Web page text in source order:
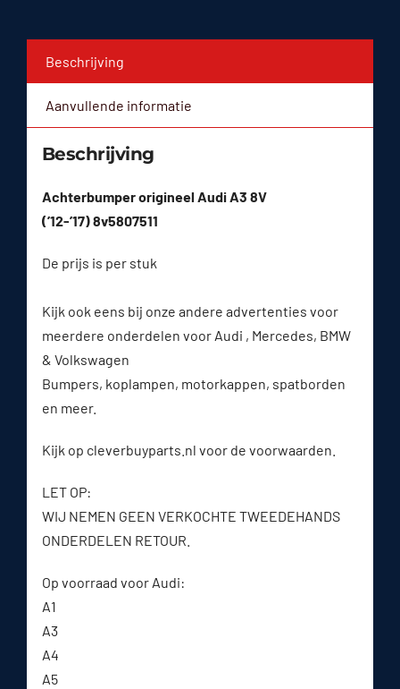
Beschrijving
Aanvullende informatie
Beschrijving
Achterbumper origineel Audi A3 8V
(’12-’17) 8v5807511
De prijs is per stuk
Kijk ook eens bij onze andere advertenties voor
meerdere onderdelen voor Audi , Mercedes, BMW
& Volkswagen
Bumpers, koplampen, motorkappen, spatborden
en meer.
Kijk op cleverbuyparts.nl voor de voorwaarden.
LET OP:
WIJ NEMEN GEEN VERKOCHTE TWEEDEHANDS
ONDERDELEN RETOUR.
Op voorraad voor Audi:
A1
A3
A4
A5